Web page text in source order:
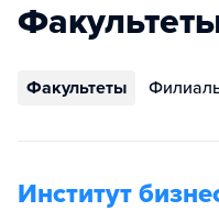
Факультеты
Институт